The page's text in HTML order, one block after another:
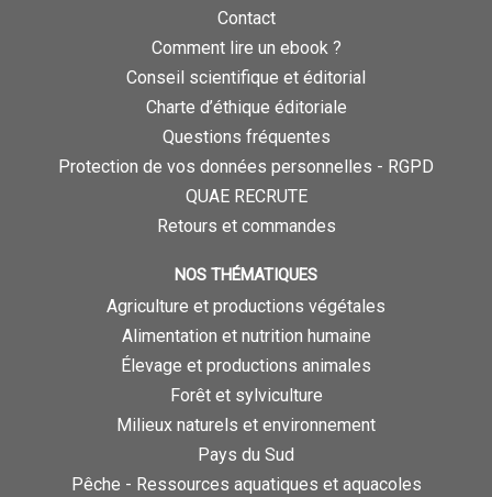
Contact
Comment lire un ebook ?
Conseil scientifique et éditorial
Charte d’éthique éditoriale
Questions fréquentes
Protection de vos données personnelles - RGPD
QUAE RECRUTE
Retours et commandes
NOS THÉMATIQUES
Agriculture et productions végétales
Alimentation et nutrition humaine
Élevage et productions animales
Forêt et sylviculture
Milieux naturels et environnement
Pays du Sud
Pêche - Ressources aquatiques et aquacoles